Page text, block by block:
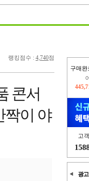
구매완
고
광고
랭킹점수 : 4,740점
콘서
짝이 야